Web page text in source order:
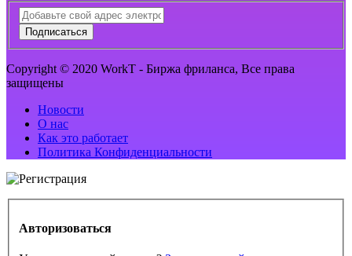
Подписаться
Copyright © 2020 WorkT - Биржа фриланса, Все права
защищены
Новости
О нас
Как это работает
Политика Конфиденциальности
Авторизоваться